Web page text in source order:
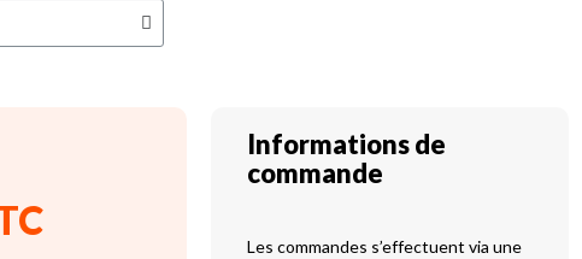
Informations de
commande
Les commandes s’effectuent via une